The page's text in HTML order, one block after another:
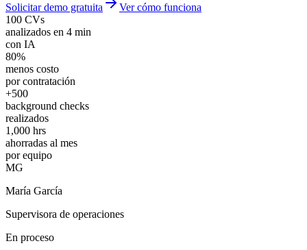
Solicitar demo gratuita
Ver cómo funciona
100 CVs
analizados en 4 min
con IA
80%
menos costo
por contratación
+500
background checks
realizados
1,000 hrs
ahorradas al mes
por equipo
MG
María García
Supervisora de operaciones
En proceso